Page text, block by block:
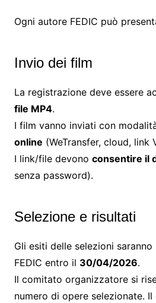
Ogni autore FEDIC può
Invio dei film
La registrazione deve essere
file MP4.
I film vanno inviati con
online (WeTransfer, cloud, link
I link/file devono consentire il
senza password).
Selezione e risultati
Gli esiti delle selezioni
FEDIC entro il 30/04/2026.
Il comitato organizzatore si
numero di opere selezionate.